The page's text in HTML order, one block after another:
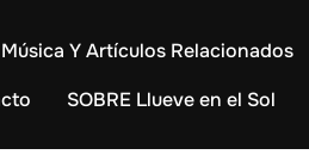
Música Y Artículos Relacionados
SOBRE Llueve en el Sol